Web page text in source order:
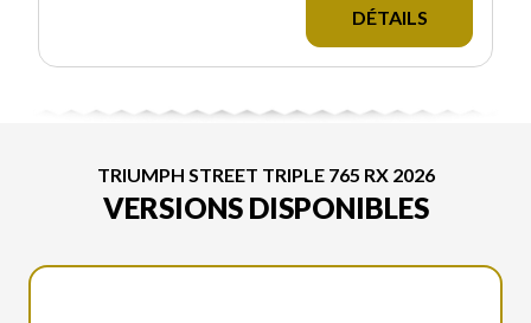
DÉTAILS
TRIUMPH STREET TRIPLE 765 RX 2026
VERSIONS DISPONIBLES